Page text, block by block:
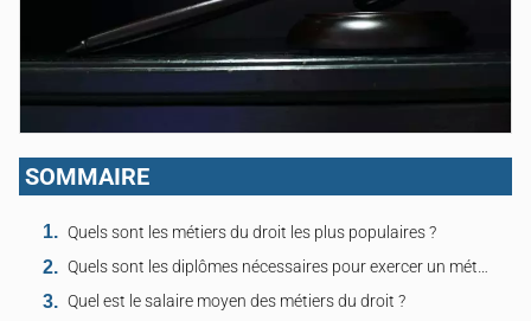
SOMMAIRE
Quels sont les métiers du droit les plus populaires ?
Quels sont les diplômes nécessaires pour exercer un métier dans le droit ?
Quel est le salaire moyen des métiers du droit ?